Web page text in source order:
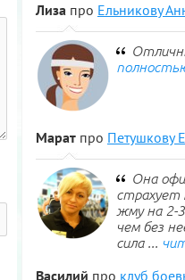
Лиза про Ельникову
Марат про Петушкову
Она
страхует
жму на 2-
чем без
сила ...
Василий про клуб